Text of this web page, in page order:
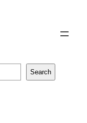
Search